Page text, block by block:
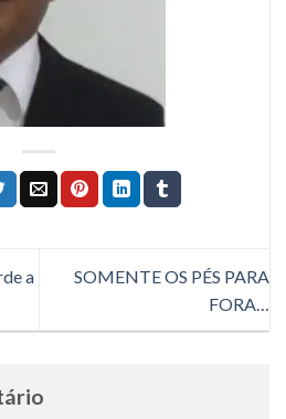
a
SOMENTE OS PÉS PARA
FORA…